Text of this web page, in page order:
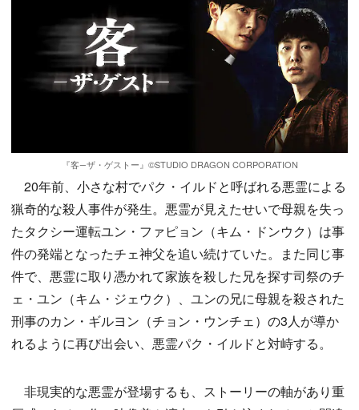
『客―ザ・ゲストー』©️STUDIO DRAGON CORPORATION
20年前、小さな村でパク・イルドと呼ばれる悪霊による
猟奇的な殺人事件が発生。悪霊が見えたせいで母親を失っ
たタクシー運転ユン・ファピョン（キム・ドンウク）は事
件の発端となったチェ神父を追い続けていた。また同じ事
件で、悪霊に取り憑かれて家族を殺した兄を探す司祭のチ
ェ・ユン（キム・ジェウク）、ユンの兄に母親を殺された
刑事のカン・ギルヨン（チョン・ウンチェ）の3人が導か
れるように再び出会い、悪霊パク・イルドと対峙する。
非現実的な悪霊が登場するも、ストーリーの軸があり重